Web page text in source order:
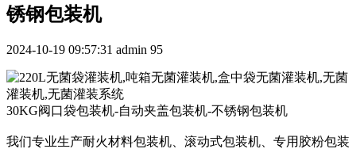
锈钢包装机
2024-10-19 09:57:31 admin 95
30KG阀口袋包装机-自动夹盖包装机-不锈钢包装机
我们专业生产耐火材料包装机、滚动式包装机、专用胶粉包装